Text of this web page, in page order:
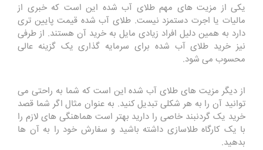
یکی از مزیت های مهم طلای آب شده این است که خبری از
مالیات یا اجرت دستمزد نیست. طلای آب شده قیمت پایین تری
دارد به همین دلیل افراد زیادی مایل به خرید آن هستند. از طرفی
نیز خرید طلای آب شده برای سرمایه گذاری یک گزینه عالی
محسوب می شود.
از دیگر مزیت های طلای آب شده این است که شما به راحتی می
توانید آن را به هر شکلی تبدیل کنید. به عنوان مثال اگر شما قصد
خرید یک گردنبند خاصی را دارید بهتر است هماهنگی های لازم را
با یک کارگاه طلاسازی داشته باشید و سفارش خود را به آن ها
بدهید.